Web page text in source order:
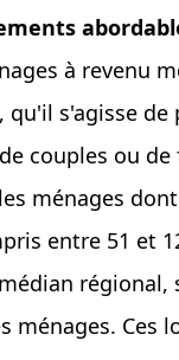
à revenu
qu'il s'agisse de
couples ou
ménages
entre 51 et
régional,
ménages. Ces